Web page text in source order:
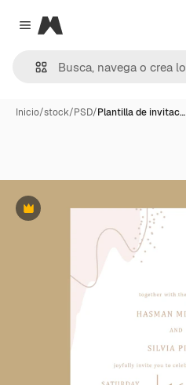
Close menu
Magnific
Inicio/stock/PSD/Plantilla de invitac…
Premium